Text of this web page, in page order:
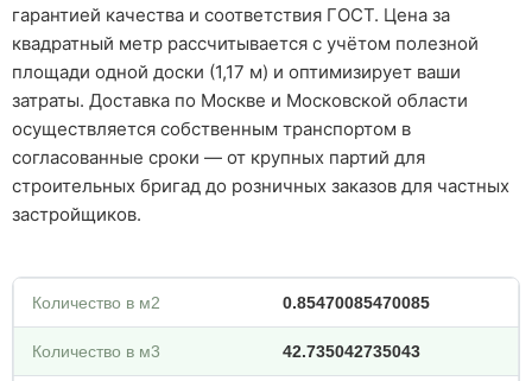
гарантией качества и соответствия ГОСТ. Цена за
квадратный метр рассчитывается с учётом полезной
площади одной доски (1,17 м) и оптимизирует ваши
затраты. Доставка по Москве и Московской области
осуществляется собственным транспортом в
согласованные сроки — от крупных партий для
строительных бригад до розничных заказов для частных
застройщиков.
Количество в м2 0.85470085470085
Количество в м3 42.735042735043